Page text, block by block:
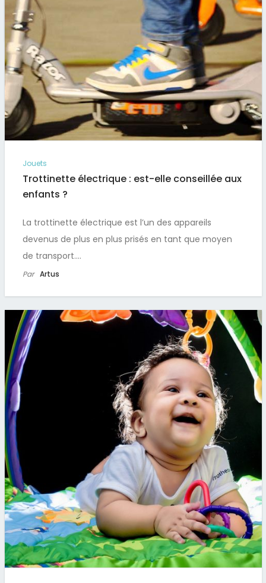
Par Artus
Jouets
Trottinette électrique : est-elle conseillée aux
enfants ?
La trottinette électrique est l’un des appareils
devenus de plus en plus prisés en tant que moyen
de transport….
Par Artus